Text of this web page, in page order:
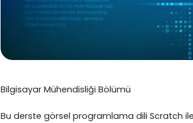
Bilgisayar Mühendisliği Bölümü
Bu derste görsel programlama dili Scratch